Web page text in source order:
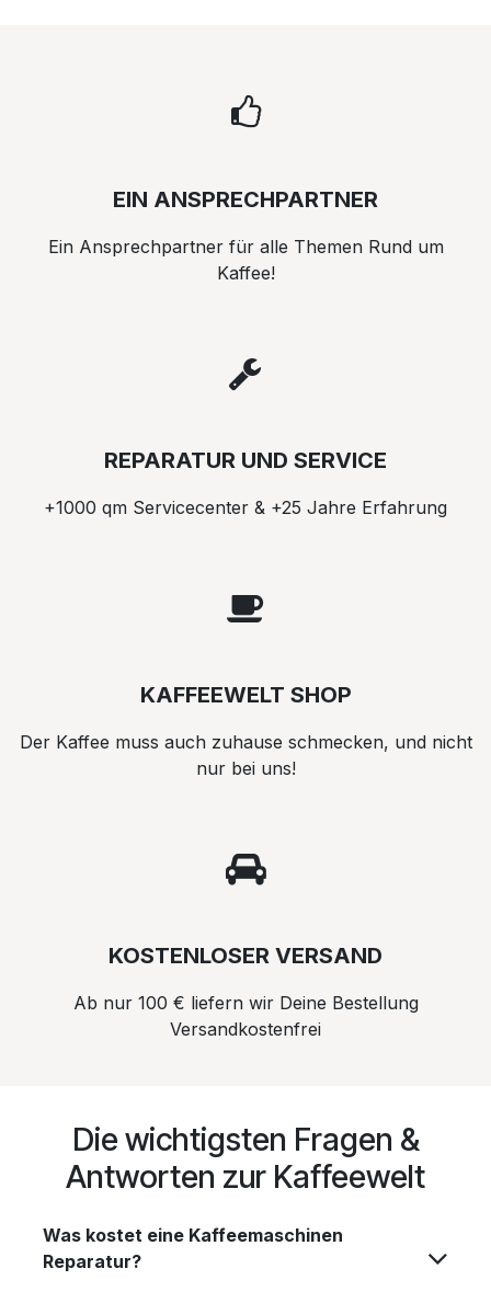
EIN ANSPRECHPARTNER
Ein Ansprechpartner für alle Themen Rund um
Kaffee!
REPARATUR UND SERVICE
+1000 qm Servicecenter & +25 Jahre Erfahrung
KAFFEEWELT SHOP
Der Kaffee muss auch zuhause schmecken, und nicht
nur bei uns!
KOSTENLOSER VERSAND
Ab nur 100 € liefern wir Deine Bestellung
Versandkostenfrei
Die wichtigsten Fragen &
Antworten zur Kaffeewelt
Was kostet eine Kaffeemaschinen
Reparatur?